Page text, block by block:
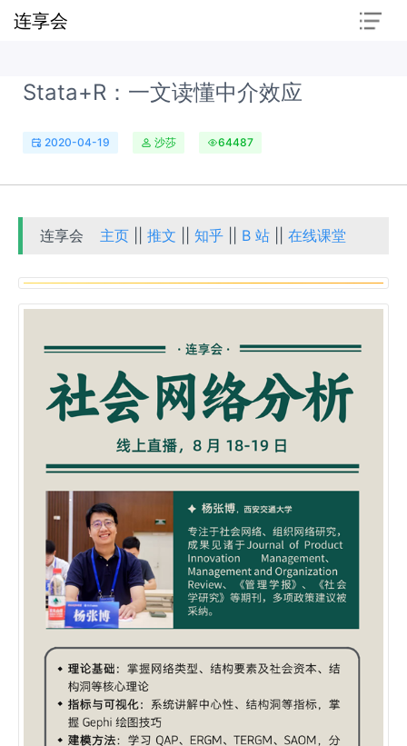
连享会
Stata+R：一文读懂中介效应
2020-04-19 沙莎 64487
连享会 主页 ||推文 ||知乎 B 站 ||在线课堂